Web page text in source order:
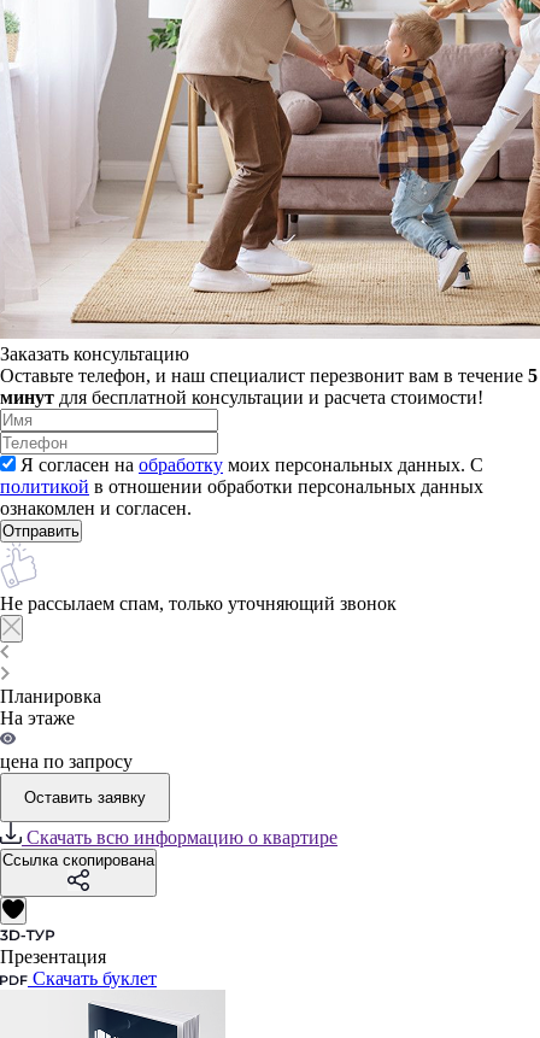
Заказать консультацию
Оставьте телефон, и наш специалист перезвонит вам в течение 5
минут для бесплатной консультации и расчета стоимости!
Я согласен на обработку моих персональных данных. С
политикой в отношении обработки персональных данных
ознакомлен и согласен.
Не рассылаем спам, только уточняющий звонок
Планировка
На этаже
цена по запросу
Оставить заявку
Скачать всю информацию о квартире
Ссылка скопирована
Презентация
Скачать буклет